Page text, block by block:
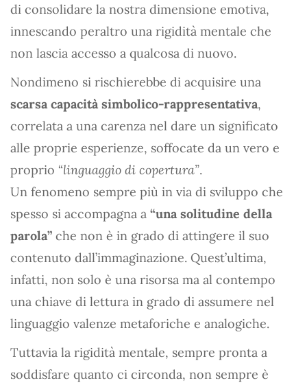
di consolidare la nostra dimensione emotiva,
innescando peraltro una rigidità mentale che
non lascia accesso a qualcosa di nuovo.
Nondimeno si rischierebbe di acquisire una
scarsa capacità simbolico-rappresentativa,
correlata a una carenza nel dare un significato
alle proprie esperienze, soffocate da un vero e
proprio “linguaggio di copertura”.
Un fenomeno sempre più in via di sviluppo che
spesso si accompagna a “una solitudine della
parola” che non è in grado di attingere il suo
contenuto dall’immaginazione. Quest’ultima,
infatti, non solo è una risorsa ma al contempo
una chiave di lettura in grado di assumere nel
linguaggio valenze metaforiche e analogiche.
Tuttavia la rigidità mentale, sempre pronta a
soddisfare quanto ci circonda, non sempre è